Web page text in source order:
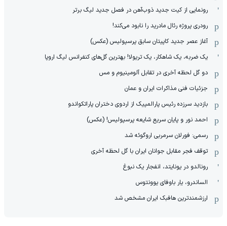
رونمایی از کیت جدید ذوب‌آهن در فصل جدید لیگ برتر
رودری پروژه رئال مادرید را نابود می‌کند!
آغاز عصر جدید کاپیتان سابق پرسپولیس (عکس)
یک ضربه، یک شاهکار، یک تریولا! بهترین گل‌های کنفرانس لیگ اروپا
دو گل لحظه آخری در تقابل آلومینیوم و مس
جزئیات فنی مذاکرات ایران و عمان
بازدید سرزده رئیس پارالمپیک از اردوی دختران پاراتکواندو
احمد نور و پایان سریع شایعه پرسپولیس! (عکس)
رسمی: فورلان سرمربی اروگوئه شد
توقف فجر مقابل جوانان ایران با گل لحظه آخری
رونالدو در یونایتد، انفجار یک نبوغ
الساندرو، یار باوفای یوونتوس
ارزشمندترین هافبک ایران مشخص شد